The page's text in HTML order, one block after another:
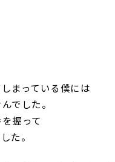
まっている僕には
でした。
握って
た。